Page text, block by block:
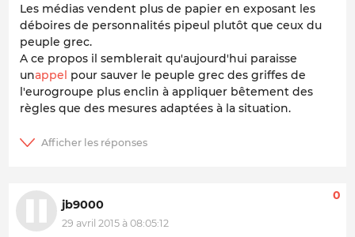
Les médias vendent plus de papier en exposant les
déboires de personnalités pipeul plutôt que ceux du
peuple grec.
A ce propos il semblerait qu'aujourd'hui paraisse
unappel pour sauver le peuple grec des griffes de
l'eurogroupe plus enclin à appliquer bêtement des
règles que des mesures adaptées à la situation.
jb9000
29 avril 2015 à 08:05:12
0